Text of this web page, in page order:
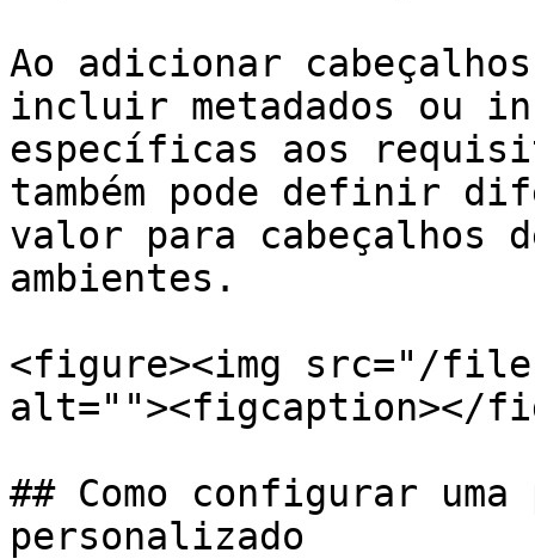
Ao adicionar
incluir metadados ou
específicas aos
também pode definir
valor para cabeçalhos
ambientes.
<figure><img src="/files/
alt=""><figcaption></
## Como configurar
personalizado